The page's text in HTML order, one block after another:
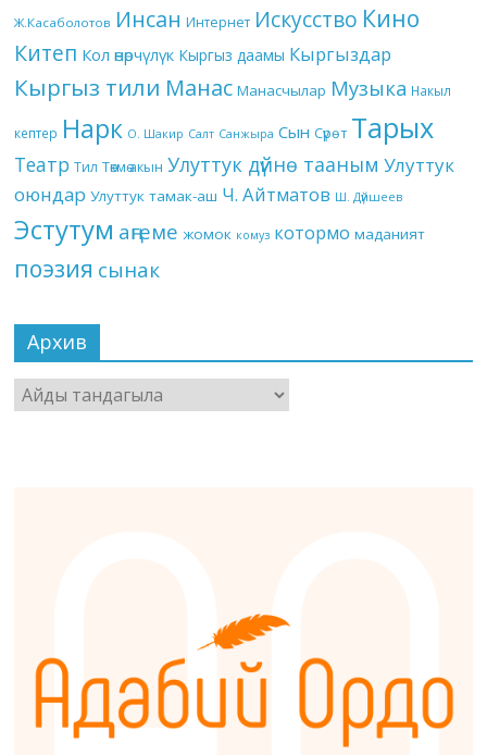
Ж.Касаболотов Инсан Интернет Искусство Кино
Китеп Кол өнөрчүлүк Кыргыз даамы Кыргыздар
Кыргыз тили Манас Манасчылар Музыка Накыл
кептер Нарк О. Шакир Салт Санжыра Сын Сүрөт Тарых
Театр Тил Төкмө акын Улуттук дүйнө тааным Улуттук
оюндар Улуттук тамак-аш Ч. Айтматов Ш. Дүйшеев
Эстутум аңгеме жомок комуз котормо маданият
поэзия сынак
Архив
Архив